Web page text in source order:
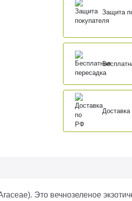
Защита
). Это вечнозеленое